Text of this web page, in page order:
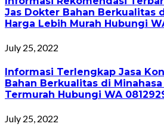
Jas Dokter Bahan Berkualitas
Harga Lebih Murah Hubungi
July 25, 2022
Informasi Terlengkap Jasa
Bahan Berkualitas di
Termurah Hubungi WA
July 25, 2022